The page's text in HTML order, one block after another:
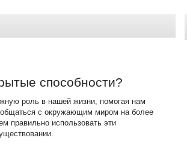
способности?
роль в нашей жизни, помогая нам
с окружающим миром на более
правильно использовать эти